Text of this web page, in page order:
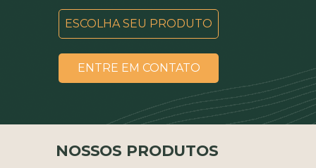
ESCOLHA SEU PRODUTO
ENTRE EM CONTATO
NOSSOS PRODUTOS